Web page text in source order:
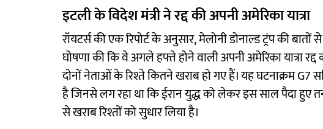
इटली के विदेश मंत्री ने रद्द की अपनी अमेरिका यात्रा
रॉयटर्स की एक रिपोर्ट के अनुसार, मेलोनी डोनाल्ड ट्रंप की
घोषणा की कि वे अगले हफ्ते होने वाली अपनी अमेरिका यात्रा
दोनों नेताओं के रिश्ते कितने खराब हो गए हैं। यह घटनाक्रम
है जिनसे लग रहा था कि ईरान युद्ध को लेकर इस साल पैदा हुए
से खराब रिश्तों को सुधार लिया है।